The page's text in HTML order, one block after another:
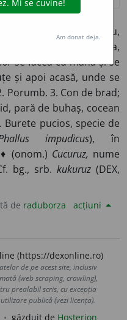
de porumb: „Știi, tu,
de
(Memoria,
se făcea cu mâna și se
și apoi acasă, unde se
Porumb. 3. Con de brad;
pară de buhaș, cocean
Burete pucios, specie de
impudicus), în
(onom.) Cucuruz, nume
bg., srb.kukuruz (DEX,
de raduborza acțiuni
(https://dexonline.ro)
de pe acest site, inclusiv
(web scraping, crawling),
prealabil scris, cu excepția
publică (vezi licența).
găzduit de Hosterion
Am donat deja.